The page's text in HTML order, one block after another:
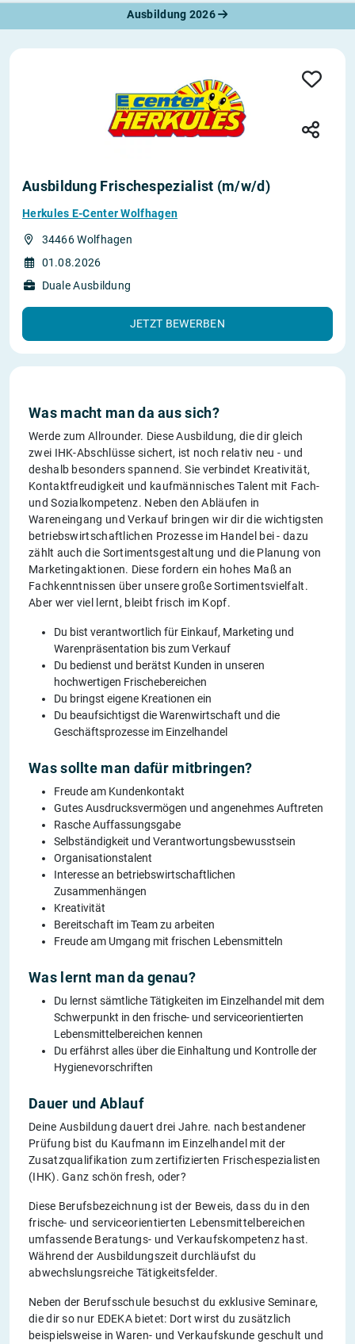
Ausbildung 2026
Ausbildung Frischespezialist (m/w/d)
Herkules E-Center Wolfhagen
34466 Wolfhagen
01.08.2026
Duale Ausbildung
JETZT BEWERBEN
Was macht man da aus sich?
Werde zum Allrounder. Diese Ausbildung, die dir gleich
zwei IHK-Abschlüsse sichert, ist noch relativ neu - und
deshalb besonders spannend. Sie verbindet Kreativität,
Kontaktfreudigkeit und kaufmännisches Talent mit Fach-
und Sozialkompetenz. Neben den Abläufen in
Wareneingang und Verkauf bringen wir dir die wichtigsten
betriebswirtschaftlichen Prozesse im Handel bei - dazu
zählt auch die Sortimentsgestaltung und die Planung von
Marketingaktionen. Diese fordern ein hohes Maß an
Fachkenntnissen über unsere große Sortimentsvielfalt.
Aber wer viel lernt, bleibt frisch im Kopf.
Du bist verantwortlich für Einkauf, Marketing und
Warenpräsentation bis zum Verkauf
Du bedienst und berätst Kunden in unseren
hochwertigen Frischebereichen
Du bringst eigene Kreationen ein
Du beaufsichtigst die Warenwirtschaft und die
Geschäftsprozesse im Einzelhandel
Was sollte man dafür mitbringen?
Freude am Kundenkontakt
Gutes Ausdrucksvermögen und angenehmes Auftreten
Rasche Auffassungsgabe
Selbständigkeit und Verantwortungsbewusstsein
Organisationstalent
Interesse an betriebswirtschaftlichen
Zusammenhängen
Kreativität
Bereitschaft im Team zu arbeiten
Freude am Umgang mit frischen Lebensmitteln
Was lernt man da genau?
Du lernst sämtliche Tätigkeiten im Einzelhandel mit dem
Schwerpunkt in den frische- und serviceorientierten
Lebensmittelbereichen kennen
Du erfährst alles über die Einhaltung und Kontrolle der
Hygienevorschriften
Dauer und Ablauf
Deine Ausbildung dauert drei Jahre. nach bestandener
Prüfung bist du Kaufmann im Einzelhandel mit der
Zusatzqualifikation zum zertifizierten Frischespezialisten
(IHK). Ganz schön fresh, oder?
Diese Berufsbezeichnung ist der Beweis, dass du in den
frische- und serviceorientierten Lebensmittelbereichen
umfassende Beratungs- und Verkaufskompetenz hast.
Während der Ausbildungszeit durchläufst du
abwechslungsreiche Tätigkeitsfelder.
Neben der Berufsschule besuchst du exklusive Seminare,
die dir so nur EDEKA bietet: Dort wirst du zusätzlich
beispielsweise in Waren- und Verkaufskunde geschult und